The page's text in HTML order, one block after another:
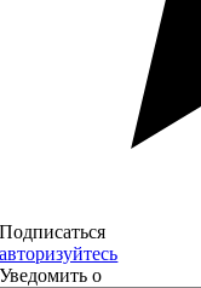
Подписаться
авторизуйтесь
Уведомить о